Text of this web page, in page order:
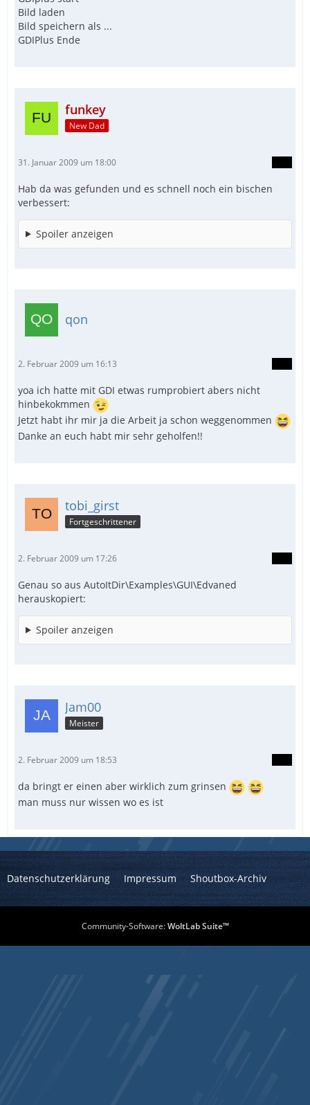
Bild laden
Bild speichern als ...
GDIPlus Ende
funkey
New Dad
31. Januar 2009 um 18:00
Hab da was gefunden und es schnell noch ein bischen
verbessert:
Spoiler anzeigen
qon
2. Februar 2009 um 16:13
yoa ich hatte mit GDI etwas rumprobiert abers nicht
hinbekokmmen
Jetzt habt ihr mir ja die Arbeit ja schon weggenommen
Danke an euch habt mir sehr geholfen!!
tobi_girst
Fortgeschrittener
2. Februar 2009 um 17:26
Genau so aus AutoItDir\Examples\GUI\Edvaned
herauskopiert:
Spoiler anzeigen
Jam00
Meister
2. Februar 2009 um 18:53
da bringt er einen aber wirklich zum grinsen
man muss nur wissen wo es ist
Datenschutzerklärung Impressum Shoutbox-Archiv
Community-Software:WoltLab Suite™